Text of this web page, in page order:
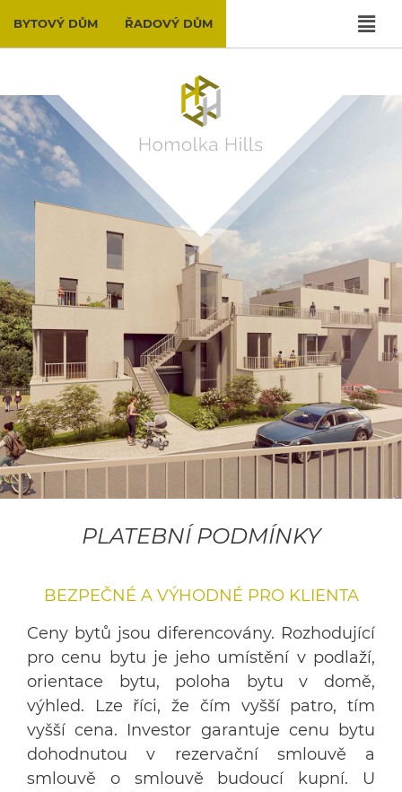
BYTOVÝ DŮM ŘADOVÝ DŮM
PLATEBNÍ PODMÍNKY
BEZPEČNÉ A VÝHODNÉ PRO KLIENTA
Ceny bytů jsou diferencovány. Rozhodující
pro cenu bytu je jeho umístění v podlaží,
orientace bytu, poloha bytu v domě,
výhled. Lze říci, že čím vyšší patro, tím
vyšší cena. Investor garantuje cenu bytu
dohodnutou v rezervační smlouvě a
smlouvě o smlouvě budoucí kupní. U